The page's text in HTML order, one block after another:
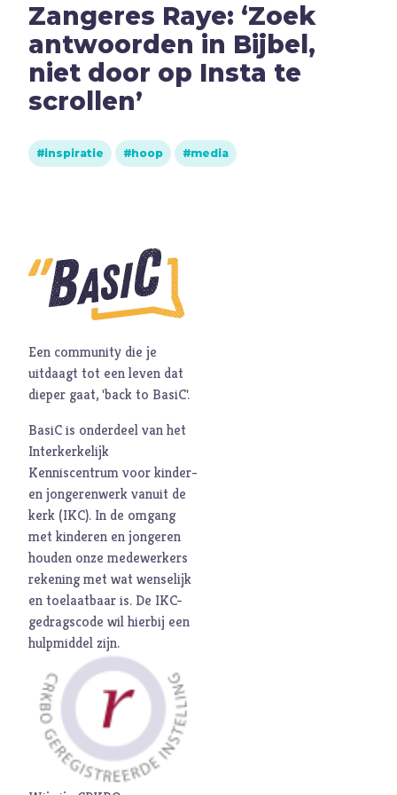
Hoop
I
Illusie
Inspiratie
Islam
J
Jezus
Keuzes
Klimaat
Kwetsbaarheid
L
Levensstijl
Liefde
Maatschappij
Media
Moed
O
Oorlog
P
Pinksteren
Pinksteren
Politiek
Porno
Racisme
Relatie
Religie
Schepping
Schoonheid
Zangeres Raye: ‘Zoek
antwoorden in Bijbel,
niet door op Insta te
scrollen’
inspiratie hoop media
Een community die je
uitdaagt tot een leven dat
dieper gaat, 'back to BasiC'.
BasiC is onderdeel van het
Interkerkelijk
Kenniscentrum voor kinder-
en jongerenwerk vanuit de
kerk (IKC). In de omgang
met kinderen en jongeren
houden onze medewerkers
rekening met wat wenselijk
en toelaatbaar is. De IKC-
gedragscode wil hierbij een
hulpmiddel zijn.